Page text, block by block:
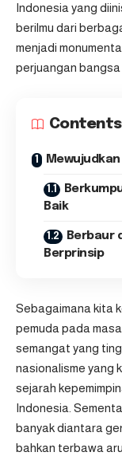
Indonesia yang
berilmu dari
menjadi
perjuangan bangsa
Contents
Baik
Berbaur
Berprinsip
Sebagaimana kita
pemuda pada
semangat yang
nasionalisme yang
sejarah
Indonesia.
banyak diantara
bahkan terbawa